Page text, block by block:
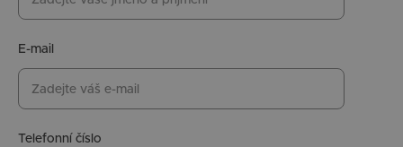
E-mail
Telefonní číslo